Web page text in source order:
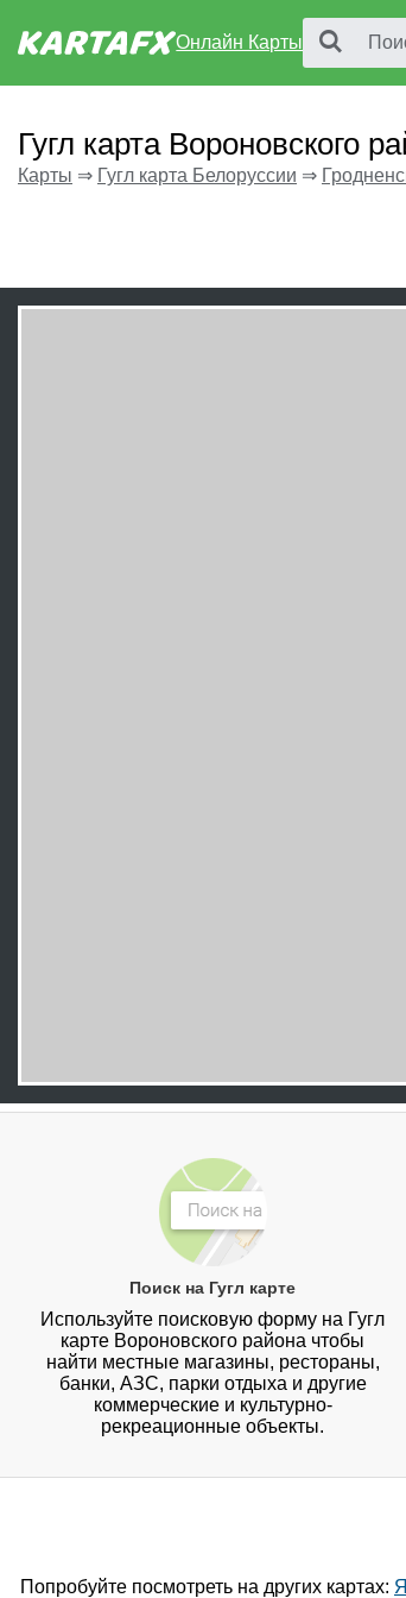
Онлайн Карты
Гугл карта Вороновского
Карты ⇒ Гугл карта Белоруссии ⇒
Поиск на Гугл карте
Используйте поисковую форму на Гугл
карте Вороновского района чтобы
найти местные магазины, рестораны,
банки, АЗС, парки отдыха и другие
коммерческие и культурно-
рекреационные объекты.
Попробуйте посмотреть на других картах: